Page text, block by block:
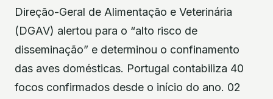
Direção-Geral de Alimentação e Veterinária
(DGAV) alertou para o “alto risco de
disseminação” e determinou o confinamento
das aves domésticas. Portugal contabiliza 40
focos confirmados desde o início do ano. 02